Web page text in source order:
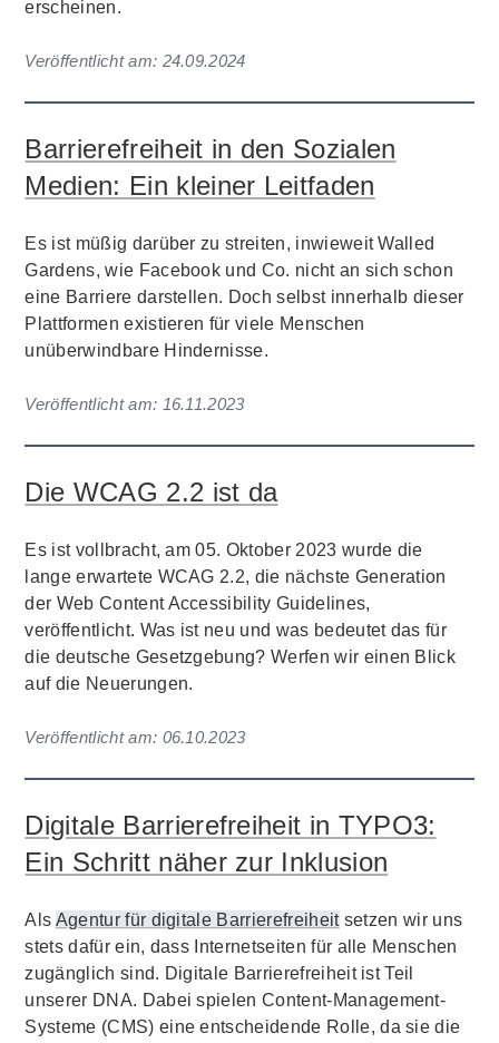
erscheinen.
Veröffentlicht am: 24.09.2024
Barrierefreiheit in den Sozialen
Medien: Ein kleiner Leitfaden
Es ist müßig darüber zu streiten, inwieweit Walled
Gardens, wie Facebook und Co. nicht an sich schon
eine Barriere darstellen. Doch selbst innerhalb dieser
Plattformen existieren für viele Menschen
unüberwindbare Hindernisse.
Veröffentlicht am: 16.11.2023
Die WCAG 2.2 ist da
Es ist vollbracht, am 05. Oktober 2023 wurde die
lange erwartete WCAG 2.2, die nächste Generation
der Web Content Accessibility Guidelines,
veröffentlicht. Was ist neu und was bedeutet das für
die deutsche Gesetzgebung? Werfen wir einen Blick
auf die Neuerungen.
Veröffentlicht am: 06.10.2023
Digitale Barrierefreiheit in TYPO3:
Ein Schritt näher zur Inklusion
Als Agentur für digitale Barrierefreiheitsetzen wir uns
stets dafür ein, dass Internetseiten für alle Menschen
zugänglich sind. Digitale Barrierefreiheit ist Teil
unserer DNA. Dabei spielen Content-Management-
Systeme (CMS) eine entscheidende Rolle, da sie die